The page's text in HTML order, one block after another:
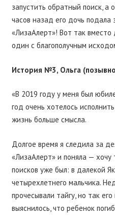
запустить обратный поиск, а
часов назад его дочь подала
«ЛизаАлерт»! Вот так вместо
один с благополучным
История №3, Ольга
«В 2019 году у меня был
год очень хотелось
жизнь больше смысла.
Долгое время я следила за
«ЛизаАлерт» и поняла — хочу
поисков уже был: в далекой
четырехлетнего мальчика.
прочесывали тайгу, но так
выяснилось, что ребенок